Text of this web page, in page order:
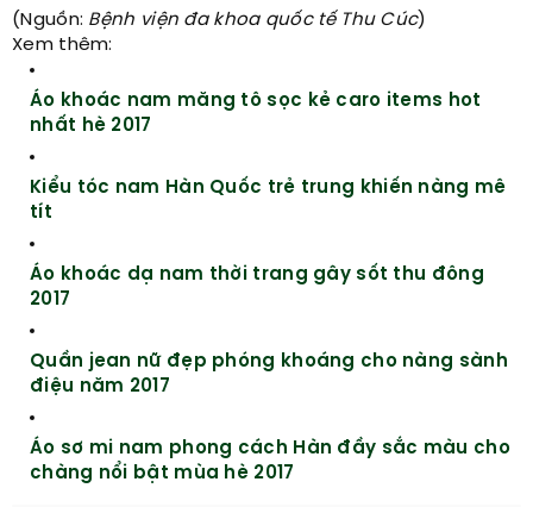
(Nguồn: Bệnh viện đa khoa quốc tế Thu Cúc)
Xem thêm:
Áo khoác nam măng tô sọc kẻ caro items hot
nhất hè 2017
Kiểu tóc nam Hàn Quốc trẻ trung khiến nàng mê
tít
Áo khoác dạ nam thời trang gây sốt thu đông
2017
Quần jean nữ đẹp phóng khoáng cho nàng sành
điệu năm 2017
Áo sơ mi nam phong cách Hàn đầy sắc màu cho
chàng nổi bật mùa hè 2017